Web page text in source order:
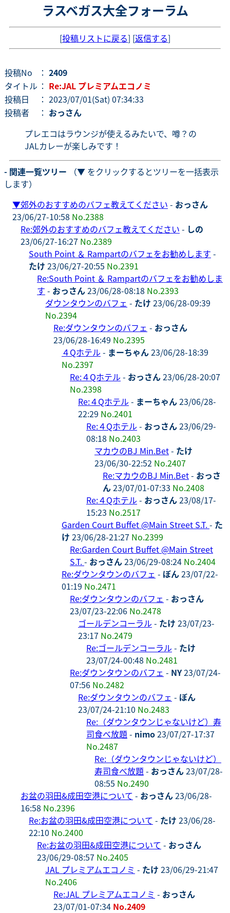
ラスベガス大全フォーラム
[投稿リストに戻る] [返信する]
投稿No ： 2409
タイトル ： Re:JAL プレミアムエコノミ
投稿日
： 2023/07/01(Sat) 07:34:33
投稿者
： おっさん
プレエコはラウンジが使えるみたいで、噂？の
JALカレーが楽しみです！
- 関連一覧ツリー （▼ をクリックするとツリーを一括表示
します）
▼郊外のおすすめのバフェ教えてください - おっさん
23/06/27-10:58 No.2388
Re:郊外のおすすめのバフェ教えてください - しの
23/06/27-16:27 No.2389
South Point ＆ Rampartのバフェをお勧めします -
たけ 23/06/27-20:55 No.2391
Re:South Point ＆ Rampartのバフェをお勧めしま
す - おっさん23/06/28-08:18 No.2393
ダウンタウンのバフェ - たけ 23/06/28-09:39
No.2394
Re:ダウンタウンのバフェ - おっさん
23/06/28-16:49 No.2395
４Qホテル - まーちゃん23/06/28-18:39
No.2397
Re:４Qホテル - おっさん23/06/28-20:07
No.2398
Re:４Qホテル - まーちゃん23/06/28-
22:29 No.2401
Re:４Qホテル - おっさん23/06/29-
08:18 No.2403
マカウのBJ Min.Bet- たけ
23/06/30-22:52 No.2407
Re:マカウのBJ Min.Bet- おっさ
ん23/07/01-07:33 No.2408
Re:４Qホテル - おっさん23/08/17-
15:23 No.2517
Garden Court Buffet @Main Street S.T.- た
け 23/06/28-21:27 No.2399
Re:Garden Court Buffet @Main Street
S.T.- おっさん23/06/29-08:24 No.2404
Re:ダウンタウンのバフェ - ぼん23/07/22-
01:19 No.2471
Re:ダウンタウンのバフェ - おっさん
23/07/23-22:06 No.2478
ゴールデンコーラル - たけ 23/07/23-
23:17 No.2479
Re:ゴールデンコーラル - たけ
23/07/24-00:48 No.2481
Re:ダウンタウンのバフェ - NY23/07/24-
07:56 No.2482
Re:ダウンタウンのバフェ - ぼん
23/07/24-21:10 No.2483
Re:（ダウンタウンじゃないけど）寿
司食べ放題- nimo23/07/27-17:37
No.2487
Re:（ダウンタウンじゃないけど）
寿司食べ放題- おっさん23/07/28-
08:55 No.2490
お盆の羽田&成田空港について - おっさん23/06/28-
16:58 No.2396
Re:お盆の羽田&成田空港について - たけ 23/06/28-
22:10 No.2400
Re:お盆の羽田&成田空港について - おっさん
23/06/29-08:57 No.2405
JAL プレミアムエコノミ - たけ 23/06/29-21:47
No.2406
Re:JAL プレミアムエコノミ - おっさん
23/07/01-07:34 No.2409